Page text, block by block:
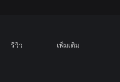
รีวิว เพิ่มเติม